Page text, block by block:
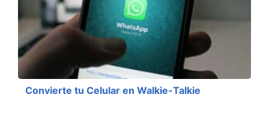
Convierte tu Celular en Walkie-Talkie